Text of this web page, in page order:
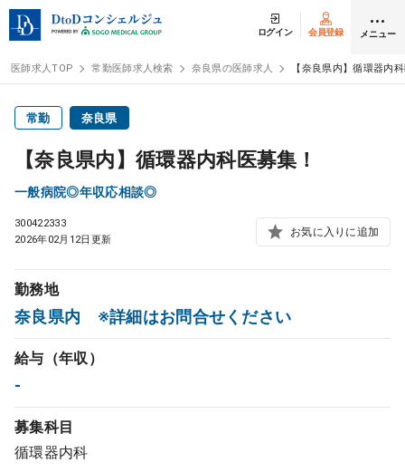
ログイン 会員登録 メニュー
医師求人
常勤検索
非常勤検索
スポット検索 アルバイト
DtoDの転職・
コンサルタント
医師求人TOP 常勤医師求人検索 奈良県の医師求人 【奈良県内】循環器内
常勤 奈良県
【奈良県内】循環器内科医募集！
一般病院◎年収応相談◎
300422333
2026年02月12日更新
お気に入りに追加
勤務地
奈良県内 ※詳細はお問合せください
給与（年収）
-
募集科目
循環器内科